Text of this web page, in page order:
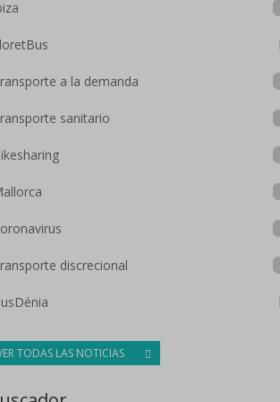
a la demanda
sanitario
discrecional
TODAS LAS NOTICIAS